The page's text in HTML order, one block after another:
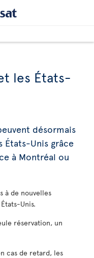
les États-
désormais
États-Unis grâce
à Montréal ou
à de nouvelles
Unis.
réservation, un
cas de retard, les